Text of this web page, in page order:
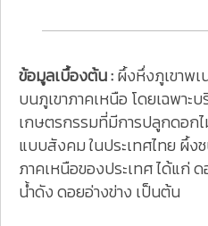
ข้อมูลเบื้องต้น :ผึ้งหึ่งภูเขาพ
บนภูเขาภาคเหนือ โดยเฉพา
เกษตรกรรมที่มีการปลูกดอก
แบบสังคม ในประเทศไทย ผึ้ง
ภาคเหนือของประเทศ ได้แก่
น้ำดัง ดอยอ่างข่าง เป็นต้น